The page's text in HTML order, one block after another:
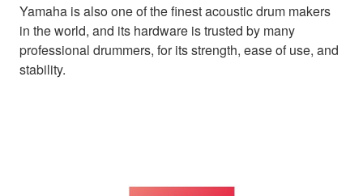
Yamaha is also one of the finest acoustic drum makers
in the world, and its hardware is trusted by many
professional drummers, for its strength, ease of use, and
stability.